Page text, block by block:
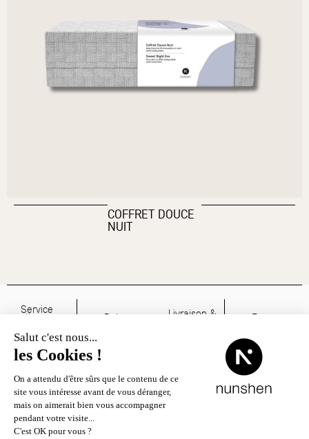
COFFRET DOUCE
NUIT
Service
client
04 78 33 34
22
Paiements
Livraison &